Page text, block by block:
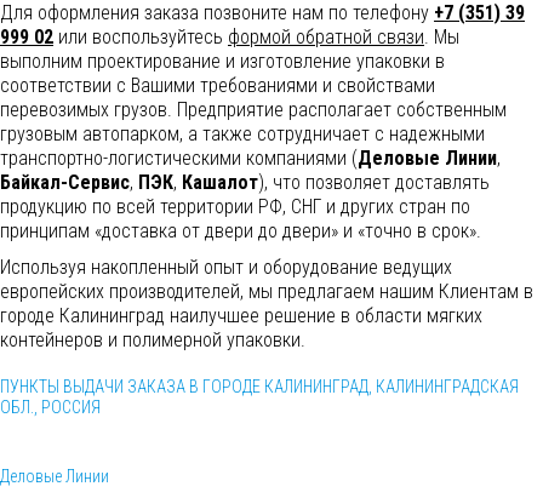
Для оформления заказа позвоните нам по телефону +7 (351) 39
999 02 или воспользуйтесь формой обратной связи. Мы
выполним проектирование и изготовление упаковки в
соответствии с Вашими требованиями и свойствами
перевозимых грузов. Предприятие располагает собственным
грузовым автопарком, а также сотрудничает с надежными
транспортно-логистическими компаниями (Деловые Линии,
Байкал-Сервис, ПЭК, Кашалот), что позволяет доставлять
продукцию по всей территории РФ, СНГ и других стран по
принципам «доставка от двери до двери» и «точно в срок».
Используя накопленный опыт и оборудование ведущих
европейских производителей, мы предлагаем нашим Клиентам в
городе Калининград наилучшее решение в области мягких
контейнеров и полимерной упаковки.
ПУНКТЫ ВЫДАЧИ ЗАКАЗА В ГОРОДЕ КАЛИНИНГРАД, КАЛИНИНГРАДСКАЯ
ОБЛ., РОССИЯ
Деловые Линии